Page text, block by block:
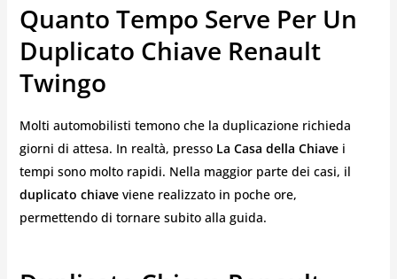
Quanto Tempo Serve Per Un
Duplicato Chiave Renault
Twingo
Molti automobilisti temono che la duplicazione richieda
giorni di attesa. In realtà, presso La Casa della Chiavei
tempi sono molto rapidi. Nella maggior parte dei casi, il
duplicato chiaveviene realizzato in poche ore,
permettendo di tornare subito alla guida.